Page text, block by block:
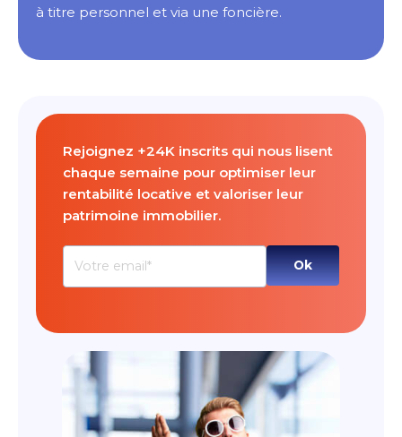
à titre personnel et via une foncière.
Rejoignez +24K inscrits qui nous lisent
chaque semaine pour optimiser leur
rentabilité locative et valoriser leur
patrimoine immobilier.